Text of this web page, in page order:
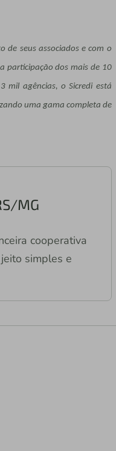
de seus associados e com o
participação dos mais de 10
mil agências, o Sicredi está
uma gama completa de
MG
cooperativa
simples e